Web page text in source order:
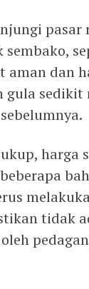
pasar
aman dan
gula sedikit
harga
tidak